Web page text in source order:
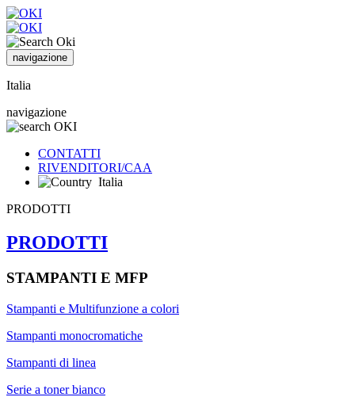
navigazione
Italia
navigazione
CONTATTI
RIVENDITORI/CAA
Italia
PRODOTTI
PRODOTTI
STAMPANTI E MFP
Stampanti e Multifunzione a colori
Stampanti monocromatiche
Stampanti di linea
Serie a toner bianco